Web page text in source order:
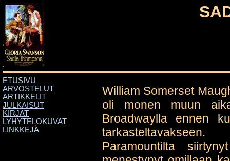
ETUSIVU
ARVOSTELUT
ARTIKKELIT
JULKAISUT
KIRJAT
LYHYTELOKUVAT
LINKKEJÄ
William Somerset
oli monen muun
Broadwaylla ennen
Paramountilta